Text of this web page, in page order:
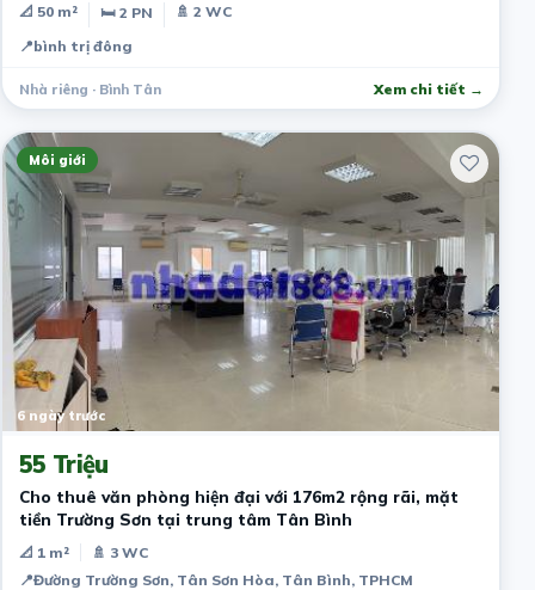
📐 50 m² 🛏 2 PN
🚿 2 WC
📍bình trị đông
Nhà riêng · Bình Tân Xem chi tiết →
Môi giới
6 ngày trước
55 Triệu
Cho thuê văn phòng hiện đại với 176m2 rộng rãi, mặt
tiền Trường Sơn tại trung tâm Tân Bình
📐 1 m²
🚿 3 WC
📍Đường Trường Sơn, Tân Sơn Hòa, Tân Bình, TPHCM